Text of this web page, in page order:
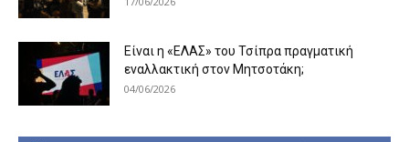
Είναι η «ΕΛΑΣ» του Τσίπρα πραγματική
εναλλακτική στον Μητσοτάκη;
04/06/2026